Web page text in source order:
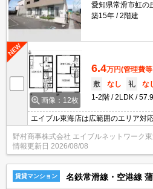
愛知県常滑市虹の
築15年
2階建
画像：12枚
6.4万円(管理費
敷
なし 礼
な
1-2階
2LDK
エイブル東海店は広範囲のエリア対
野村商事株式会社 エイブルネットワーク
情報更新日 2026/08/08
賃貸マンション 名鉄常滑線・空港線